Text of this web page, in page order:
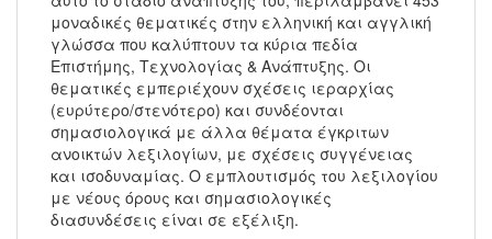
μοναδικές θεματικές στην ελληνική και αγγλική
γλώσσα που καλύπτουν τα κύρια πεδία
Επιστήμης, Τεχνολογίας & Ανάπτυξης. Οι
θεματικές εμπεριέχουν σχέσεις ιεραρχίας
(ευρύτερο/στενότερο) και συνδέονται
σημασιολογικά με άλλα θέματα έγκριτων
ανοικτών λεξιλογίων, με σχέσεις συγγένειας
και ισοδυναμίας. Ο εμπλουτισμός του λεξιλογίου
με νέους όρους και σημασιολογικές
διασυνδέσεις είναι σε εξέλιξη.